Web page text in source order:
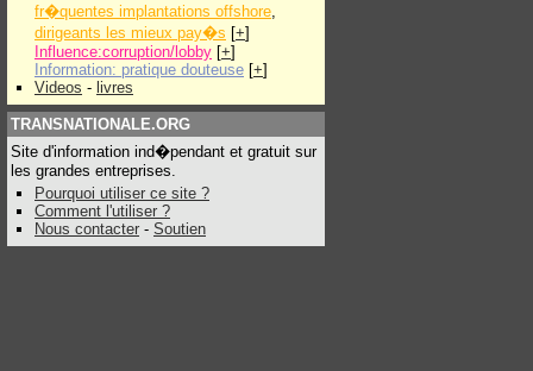
fr�quentes implantations offshore,
dirigeants les mieux pay�s [+]
Influence:corruption/lobby [+]
Information: pratique douteuse [+]
Videos - livres
TRANSNATIONALE.ORG
Site d'information ind�pendant et gratuit sur
les grandes entreprises.
Pourquoi utiliser ce site ?
Comment l'utiliser ?
Nous contacter - Soutien